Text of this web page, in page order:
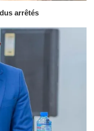
arrêtés